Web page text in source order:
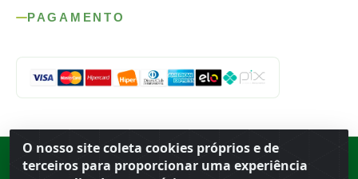
O nosso site coleta cookies próprios e de
terceiros para proporcionar uma experiência
PAGAMENTO
Rod. SP-215, s/n, km 98 — Área Rural Porto Ferreira ·BR
· CEP
· CNPJ 56.679.863/0001-91